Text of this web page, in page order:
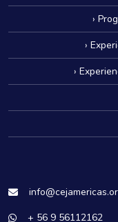
›
›
›
+ 56 9 56112162